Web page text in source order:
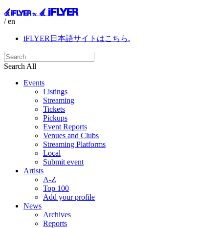
/ en
iFLYER日本語サイトはこちら.
Search All
Events
Listings
Streaming
Tickets
Pickups
Event Reports
Venues and Clubs
Streaming Platforms
Local
Submit event
Artists
A-Z
Top 100
Add your profile
News
Archives
Reports